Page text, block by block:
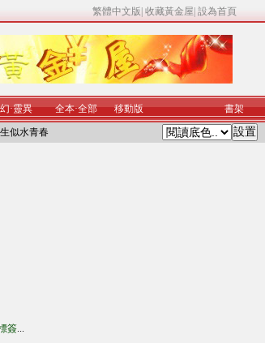
繁體中文版 收藏黃金屋 設為首頁
·靈異 全本·全部 移動版 書架
似水青春
簽...